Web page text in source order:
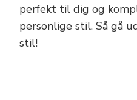
perfekt til dig og
personlige stil. Så gå
stil!